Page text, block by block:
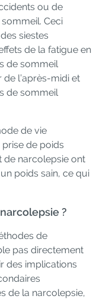
ou de
Ceci
siestes
de la fatigue en
de sommeil
de l’après-midi et
de sommeil
de vie
de poids
de narcolepsie ont
poids sain, ce qui
?
de
pas directement
des implications
de la narcolepsie,